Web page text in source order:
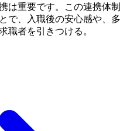
は重要です。この連携体制
で、入職後の安心感や、多
職者を引きつける。